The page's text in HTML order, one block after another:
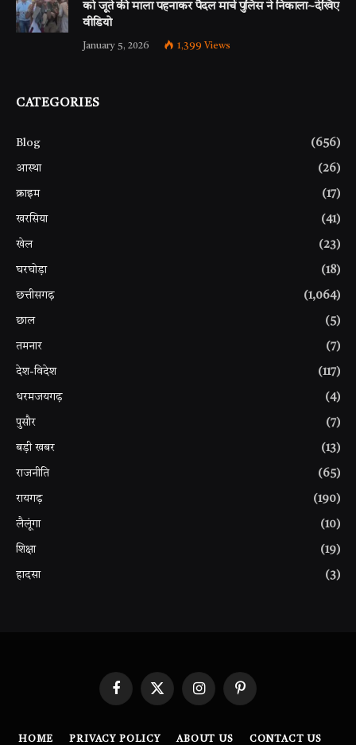
को जूते की माला पहनाकर पैदल मार्च पुलिस ने निकाला~देखिए
वीडियो
January 5, 2026 1,399 Views
CATEGORIES
Blog (656)
आस्था (26)
क्राइम (17)
खरसिया (41)
खेल (23)
घरघोड़ा (18)
छत्तीसगढ़ (1,064)
छाल (5)
तमनार (7)
देश-विदेश (117)
धरमजयगढ़ (4)
पुसौर (7)
बड़ी खबर (13)
राजनीति (65)
रायगढ़ (190)
लैलूंगा (10)
शिक्षा (19)
हादसा (3)
FacebookX
InstagramPinterest
HOME PRIVACY POLICY ABOUT US CONTACT US